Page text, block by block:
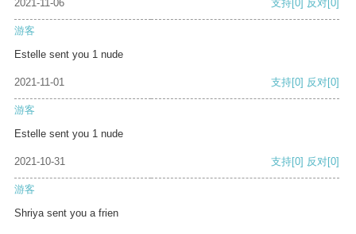
2021-11-06 支持[0] 反对[0]
游客
Estelle sent you 1 nude
2021-11-01 支持[0] 反对[0]
游客
Estelle sent you 1 nude
2021-10-31 支持[0] 反对[0]
游客
Shriya sent you a frien